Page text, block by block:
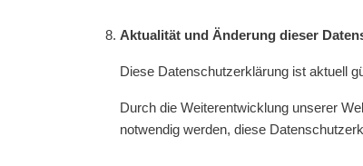
Aktualität und Änderung dieser
Diese Datenschutzerklärung ist aktuell
Durch die Weiterentwicklung unserer
notwendig werden, diese